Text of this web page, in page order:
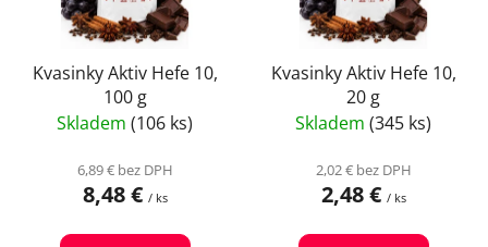
Kvasinky Aktiv Hefe 10,
100 g
Skladem (106 ks)
6,89 € bez DPH
8,48 € / ks
Kvasinky Aktiv Hefe 10,
20 g
Skladem (345 ks)
2,02 € bez DPH
2,48 € / ks